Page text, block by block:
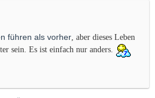
führen als vorher, aber dieses Leben
sein. Es ist einfach nur anders.